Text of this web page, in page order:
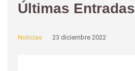
Últimas Entradas
Noticias 23 diciembre 2022